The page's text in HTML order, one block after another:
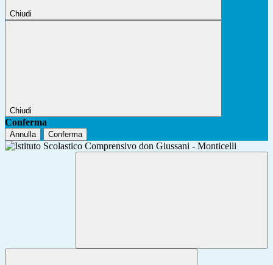
Chiudi
Chiudi
Conferma
Annulla Conferma